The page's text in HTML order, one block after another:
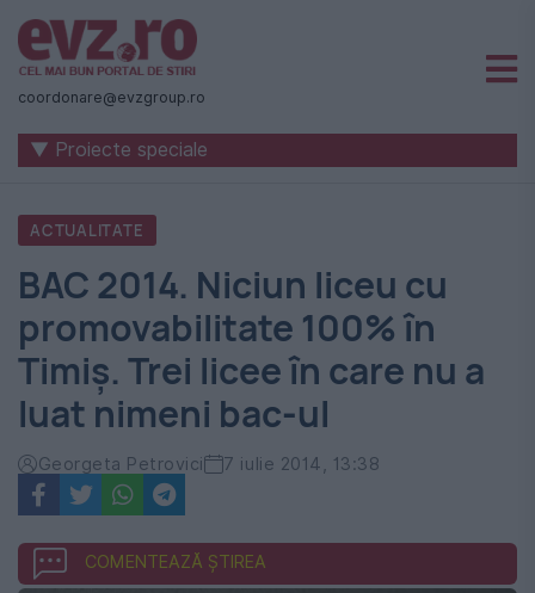
Știri
naționale
internaționale
România
-
Evenimentul
Zilei
coordonare@evzgroup.ro
▼ Proiecte speciale
ACTUALITATE
BAC 2014. Niciun liceu cu
promovabilitate 100% în
Timiș. Trei licee în care nu a
luat nimeni bac-ul
Georgeta Petrovici 7 iulie 2014, 13:38
COMENTEAZĂ ȘTIREA